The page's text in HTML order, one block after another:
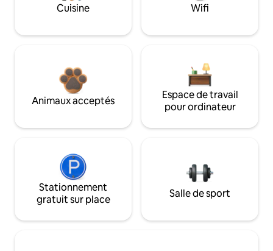
Cuisine Wifi
Animaux acceptés
Espace de travail
pour ordinateur
Stationnement
gratuit sur place
Salle de sport